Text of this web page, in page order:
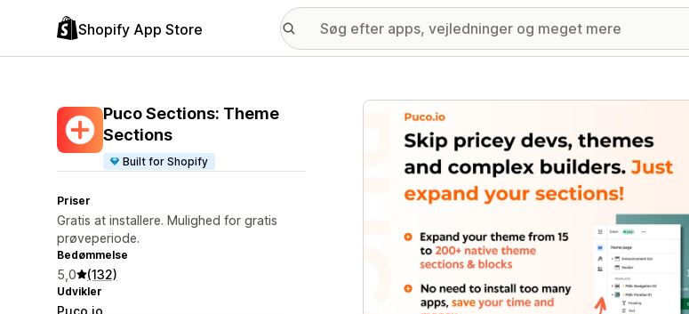
Shopify App Store
Puco Sections: Theme
Sections
Built for Shopify
Priser
Gratis at installere. Mulighed for gratis
prøveperiode.
Bedømmelse
5,0 (132)
Udvikler
Puco.io
Galleri med udvalgte billeder